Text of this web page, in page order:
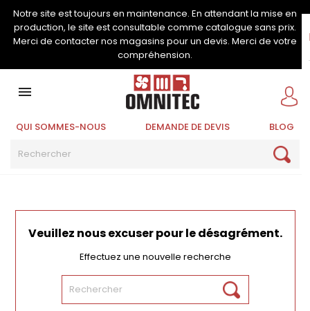
Notre site est toujours en maintenance. En attendant la mise en
production, le site est consultable comme catalogue sans prix.
Merci de contacter nos magasins pour un devis. Merci de votre
compréhension.

QUI SOMMES-NOUS DEMANDE DE DEVIS BLOG
Veuillez nous excuser pour le désagrément.
Effectuez une nouvelle recherche